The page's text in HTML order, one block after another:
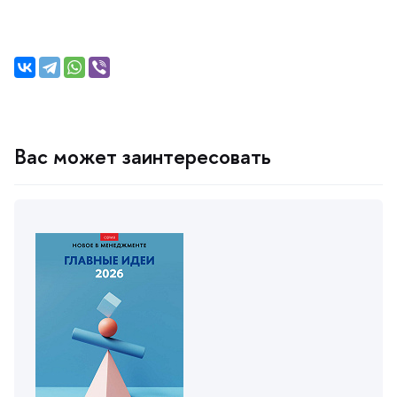
ас может заинтересовать